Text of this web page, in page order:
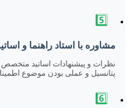
5️⃣
مشاوره با استاد راهنما و
نظرات و پیشنهادات اساتید متخصص
پتانسیل و عملی بودن موضوع
6️⃣